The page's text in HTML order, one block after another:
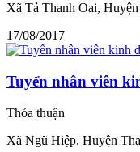
Xã Tả Thanh Oai,
17/08/2017
Tuyển nhân viên
Thỏa thuận
Xã Ngũ Hiệp, Huyện